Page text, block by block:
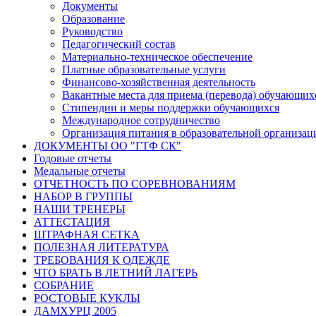
Документы
Образование
Руководство
Педагогический состав
Материально-техническое обеспечение
Платные образовательные услуги
Финансово-хозяйственная деятельность
Вакантные места для приема (перевода)
Стипендии и меры поддержки обучающихся
Международное сотрудничество
Организация питания в образовательной
ДОКУМЕНТЫ ОО "ГТФ СК"
Годовые отчеты
Медальные отчеты
ОТЧЕТНОСТЬ ПО СОРЕВНОВАНИЯМ
НАБОР В ГРУППЫ
НАШИ ТРЕНЕРЫ
АТТЕСТАЦИЯ
ШТРАФНАЯ СЕТКА
ПОЛЕЗНАЯ ЛИТЕРАТУРА
ТРЕБОВАНИЯ К ОДЕЖДЕ
ЧТО БРАТЬ В ЛЕТНИЙ ЛАГЕРЬ
СОБРАНИЕ
РОСТОВЫЕ КУКЛЫ
ДАМХУРЦ 2005